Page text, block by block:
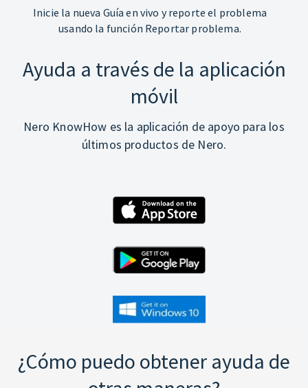
Inicie la nueva Guía en vivo y reporte el problema
usando la función Reportar problema.
Ayuda a través de la aplicación
móvil
Nero KnowHow es la aplicación de apoyo para los
últimos productos de Nero.
¿Cómo puedo obtener ayuda de